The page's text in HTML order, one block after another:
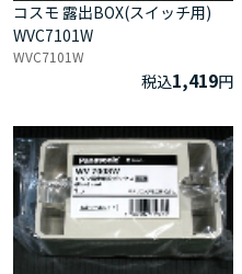
コスモ 露出BOX(スイッチ用)
WVC7101W
WVC7101W
税込1,419円